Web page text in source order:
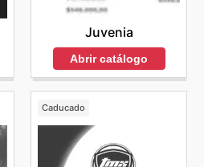
Juvenia
Abrir catálogo
Caducado